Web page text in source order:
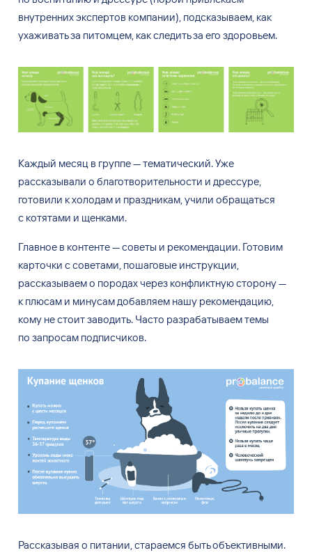
внутренних экспертов компании), подсказываем, как
ухаживать за питомцем, как следить за его здоровьем.
Каждый месяц в группе— тематический. Уже
рассказывали о благотворительности и дрессуре,
готовили кхолодам и праздникам, учили обращаться
с котятами и щенками.
Главное в контенте— советы и рекомендации. Готовим
карточки ссоветами, пошаговые инструкции,
рассказываем о породах через конфликтную сторону—
к плюсам и минусам добавляем нашу рекомендацию,
кому нестоит заводить. Часто разрабатываем темы
по запросам подписчиков.
Рассказывая о питании, стараемся быть объективными.